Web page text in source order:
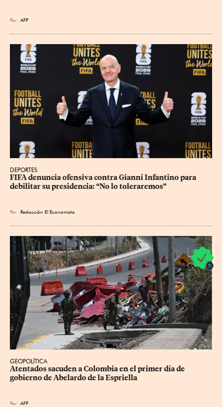
Por AFP
DEPORTES
FIFA denuncia ofensiva contra Gianni Infantino para
debilitar su presidencia: “No lo toleraremos”
Por Redacción El Economista
GEOPOLÍTICA
Atentados sacuden a Colombia en el primer día de
gobierno de Abelardo de la Espriella
Por AFP